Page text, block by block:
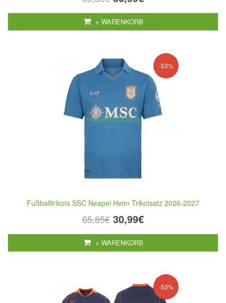
+ WARENKORB
-53%
Fußballtrikots SSC Neapel Heim Trikotsatz 2026-2027
65,85€ 30,99€
+ WARENKORB
-53%